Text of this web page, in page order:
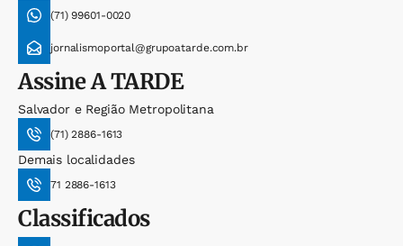
(71) 99601-0020
jornalismoportal@grupoatarde.com.br
AssineA TARDE
Salvador e Região Metropolitana
(71) 2886-1613
Demais localidades
71 2886-1613
Classificados